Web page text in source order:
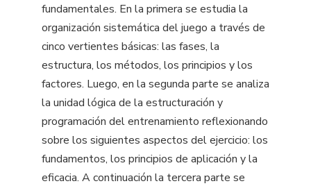
fundamentales. En la primera se estudia la
organización sistemática del juego a través de
cinco vertientes básicas: las fases, la
estructura, los métodos, los principios y los
factores. Luego, en la segunda parte se analiza
la unidad lógica de la estructuración y
programación del entrenamiento reflexionando
sobre los siguientes aspectos del ejercicio: los
fundamentos, los principios de aplicación y la
eficacia. A continuación la tercera parte se